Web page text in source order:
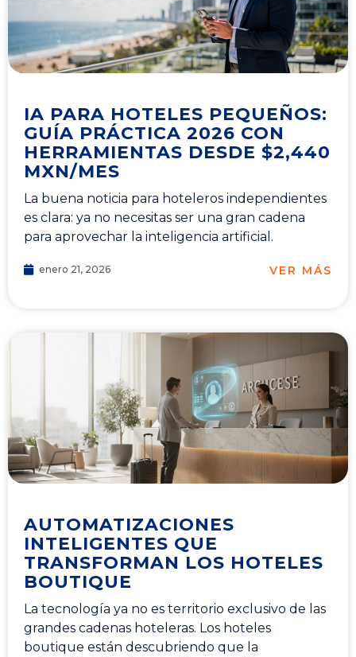
IA PARA HOTELES PEQUEÑOS:
GUÍA PRÁCTICA 2026 CON
HERRAMIENTAS DESDE $2,440
MXN/MES
La buena noticia para hoteleros independientes
es clara: ya no necesitas ser una gran cadena
para aprovechar la inteligencia artificial.
enero 21, 2026 VER MÁS
AUTOMATIZACIONES
INTELIGENTES QUE
TRANSFORMAN LOS HOTELES
BOUTIQUE
La tecnología ya no es territorio exclusivo de las
grandes cadenas hoteleras. Los hoteles
boutique están descubriendo que la